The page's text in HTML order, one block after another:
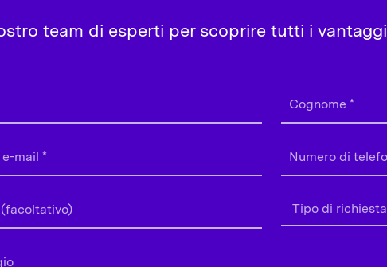
team di esperti per scoprire tutti i